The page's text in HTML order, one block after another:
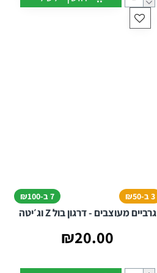
3 ב-₪50 7 ב-₪100
גרביים מעוצבים - דרגון בול Z וג׳יטה
₪20.00